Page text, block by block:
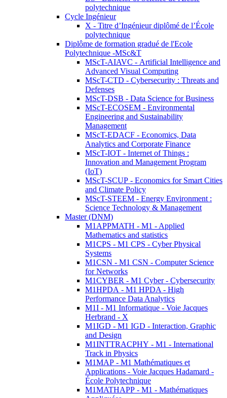
polytechnique
Cycle Ingénieur
X - Titre d’Ingénieur diplômé de l’École
polytechnique
Diplôme de formation gradué de l'Ecole
Polytechnique -MSc&T
MScT-AIAVC - Artificial Intelligence and
Advanced Visual Computing
MScT-CTD - Cybersecurity : Threats and
Defenses
MScT-DSB - Data Science for Business
MScT-ECOSEM - Environmental
Engineering and Sustainability
Management
MScT-EDACF - Economics, Data
Analytics and Corporate Finance
MScT-IOT - Internet of Things :
Innovation and Management Program
(IoT)
MScT-SCUP - Economics for Smart Cities
and Climate Policy
MScT-STEEM - Energy Environment :
Science Technology & Management
Master (DNM)
M1APPMATH - M1 - Applied
Mathematics and statistics
M1CPS - M1 CPS - Cyber Physical
Systems
M1CSN - M1 CSN - Computer Science
for Networks
M1CYBER - M1 Cyber - Cybersecurity
M1HPDA - M1 HPDA - High
Performance Data Analytics
M1I - M1 Informatique - Voie Jacques
Herbrand - X
M1IGD - M1 IGD - Interaction, Graphic
and Design
M1INTTRACPHY - M1 - International
Track in Physics
M1MAP - M1 Mathématiques et
Applications - Voie Jacques Hadamard -
École Polytechnique
M1MATHAPP - M1 - Mathématiques